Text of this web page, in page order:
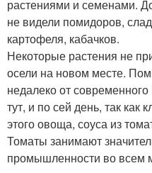
растениями и семенами.
не видели помидоров,
картофеля, кабачков.
Некоторые растения не
осели на новом месте.
недалеко от
тут, и по сей день, так как
этого овоща, соуса из
Томаты занимают
промышленности во всем